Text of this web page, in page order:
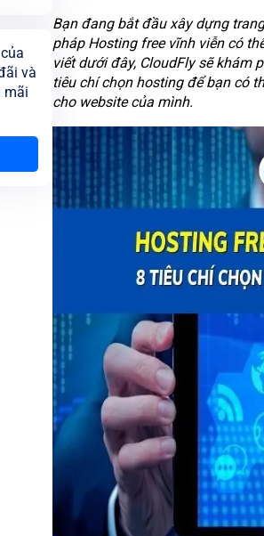
và
mãi
Bạn đang bắt đầu xây dựng
pháp Hosting free vĩnh viễn có
viết dưới đây, CloudFly sẽ khám
tiêu chí chọn hosting để bạn có
cho website của mình.